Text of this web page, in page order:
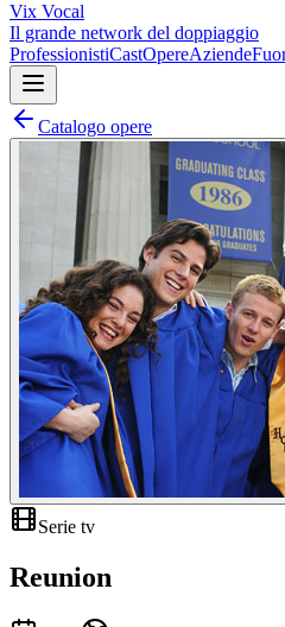
Vix Vocal
Il grande network del doppiaggio
ProfessionistiCastOpereAziende
Catalogo opere
Serie tv
Reunion